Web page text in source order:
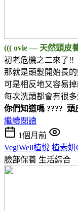
((( ovie — 天然頭皮
初老危機之二來了!!
那就是頭髮開始長
可是相反地又容易
每次洗頭都會有很
你們知道嗎 ???? 頭
繼續閱讀
1個月前
VegiWell植悅 植素
臉部保養 生活綜合